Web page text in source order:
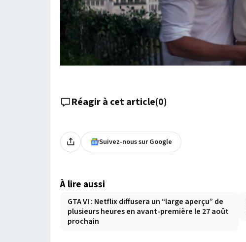
Réagir à cet article(0)
Suivez-nous sur Google
À lire aussi
GTA VI : Netflix diffusera un “large aperçu” de
plusieurs heures en avant-première le 27 août
prochain